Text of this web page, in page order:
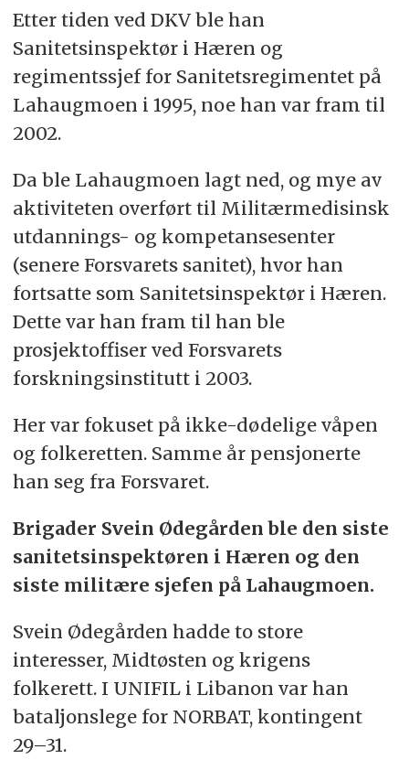
Etter tiden ved DKV ble han
Sanitetsinspektør i Hæren og
regimentssjef for Sanitetsregimentet på
Lahaugmoen i 1995, noe han var fram til
2002.
Da ble Lahaugmoen lagt ned, og mye av
aktiviteten overført til Militærmedisinsk
utdannings- og kompetansesenter
(senere Forsvarets sanitet), hvor han
fortsatte som Sanitetsinspektør i Hæren.
Dette var han fram til han ble
prosjektoffiser ved Forsvarets
forskningsinstitutt i 2003.
Her var fokuset på ikke-dødelige våpen
og folkeretten. Samme år pensjonerte
han seg fra Forsvaret.
Brigader Svein Ødegården ble den siste
sanitetsinspektøren i Hæren og den
siste militære sjefen på Lahaugmoen.
Svein Ødegården hadde to store
interesser, Midtøsten og krigens
folkerett. I UNIFIL i Libanon var han
bataljonslege for NORBAT, kontingent
29–31.